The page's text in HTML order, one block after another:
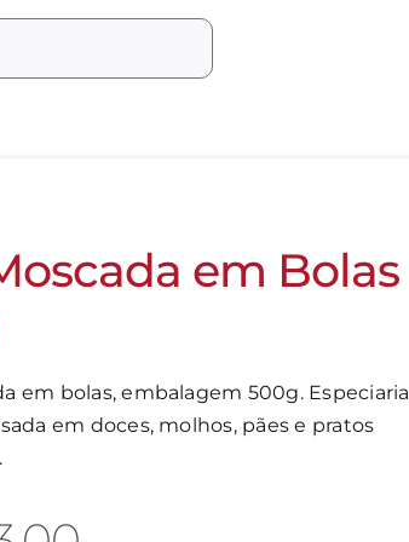
em Bolas
em bolas, embalagem 500g. Especiaria
em doces, molhos, pães e pratos